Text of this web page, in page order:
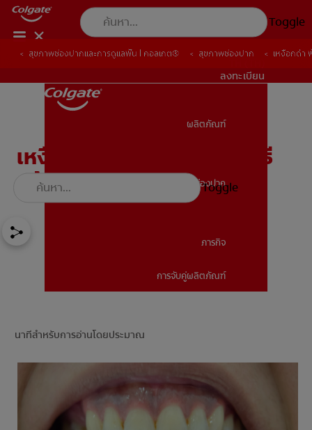
Toggle
ลงทะเบียน
ผลิตภัณฑ์
สุขภาพช่องปาก
ภารกิจ
การจับคู่ผลิตภัณฑ์
Toggle
สุขภาพช่องปากและการดูแลฟัน | คอลเกต® สุขภาพช่องปาก เหงือกดำ
เหงือกดำเกิดจากอะไรและวิธี
แก้เหงือกดํา
นาทีสำหรับการอ่านโดยประมาณ